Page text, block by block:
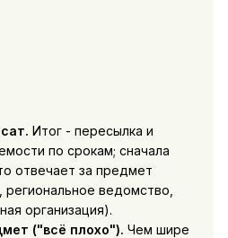
Итог - пересылка и
по срокам; сначала
отвечает за предмет
региональное ведомство,
организация).
("всё плохо"). Чем шире